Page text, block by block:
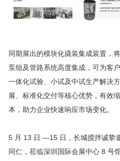
同期展出的模块化撬装集成装置，
泵组及管路系统高度集成，可为客
一体化试验、小试及中试生产解决
展、标准化交付等核心优势，有效
本，助力企业快速响应市场变化。
5 月 13 日 —15 日，长城搅拌诚挚
同仁，莅临深圳国际会展中心 8 号